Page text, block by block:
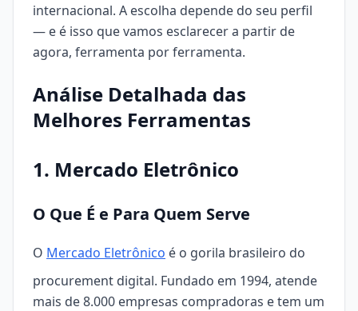
internacional. A escolha depende do seu perfil
— e é isso que vamos esclarecer a partir de
agora, ferramenta por ferramenta.
Análise Detalhada das
Melhores Ferramentas
1. Mercado Eletrônico
O Que É e Para Quem Serve
O Mercado Eletrônico é o gorila brasileiro do
procurement digital. Fundado em 1994, atende
mais de 8.000 empresas compradoras e tem um